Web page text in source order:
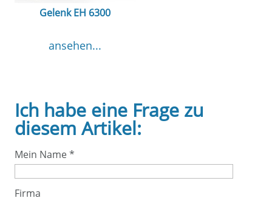
Gelenk EH 6300
ansehen...
Ich habe eine Frage zu
diesem Artikel:
Mein Name*
Firma